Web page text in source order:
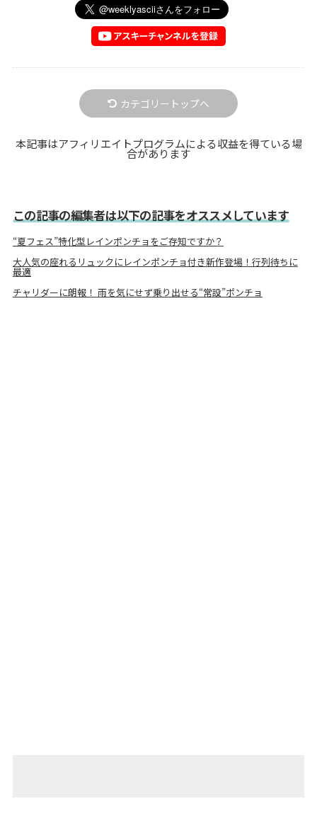
カテゴリートップへ
本記事はアフィリエイトプログラムによる収益を得ている場
合があります
この記事の編集者は以下の記事をオススメしています
“夏フェス”特化型レインポンチョをご存知ですか？
大人気の座れるリュックにレインポンチョ付き新作登場！行列待ちに
最適
チャリダーに朗報！ 雨を気にせず乗り出せる“常設”ポンチョ